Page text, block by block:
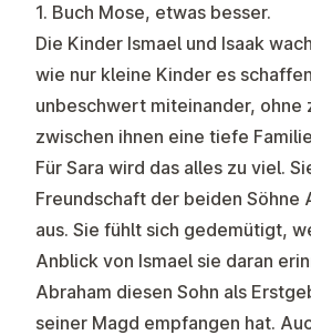
1. Buch Mose, etwas besser.
Die Kinder Ismael und Isaak
wie nur kleine Kinder es
unbeschwert miteinander, ohne
zwischen ihnen eine tiefe
Für Sara wird das alles zu viel.
Freundschaft der beiden Söhne
aus. Sie fühlt sich gedemütigt,
Anblick von Ismael sie daran
Abraham diesen Sohn als
seiner Magd empfangen hat.